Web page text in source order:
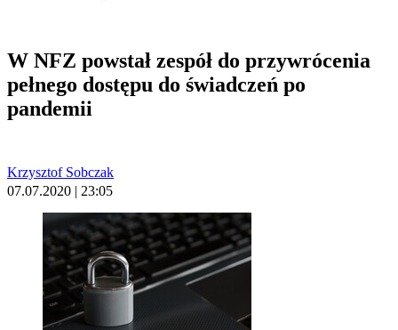
W NFZ powstał zespół do przywrócenia
pełnego dostępu do świadczeń po
pandemii
Krzysztof Sobczak
07.07.2020 | 23:05